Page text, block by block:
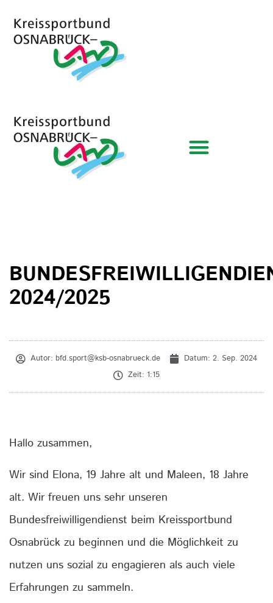
2024/2025
Autor: bfd.sport@ksb-osnabrueck.de Datum: 2. Sep. 2024
Zeit: 1:15
Hallo zusammen,
Wir sind Elona, 19 Jahre alt und Maleen, 18 Jahre
alt. Wir freuen uns sehr unseren
Bundesfreiwilligendienst beim Kreissportbund
Osnabrück zu beginnen und die Möglichkeit zu
nutzen uns sozial zu engagieren als auch viele
Erfahrungen zu sammeln.